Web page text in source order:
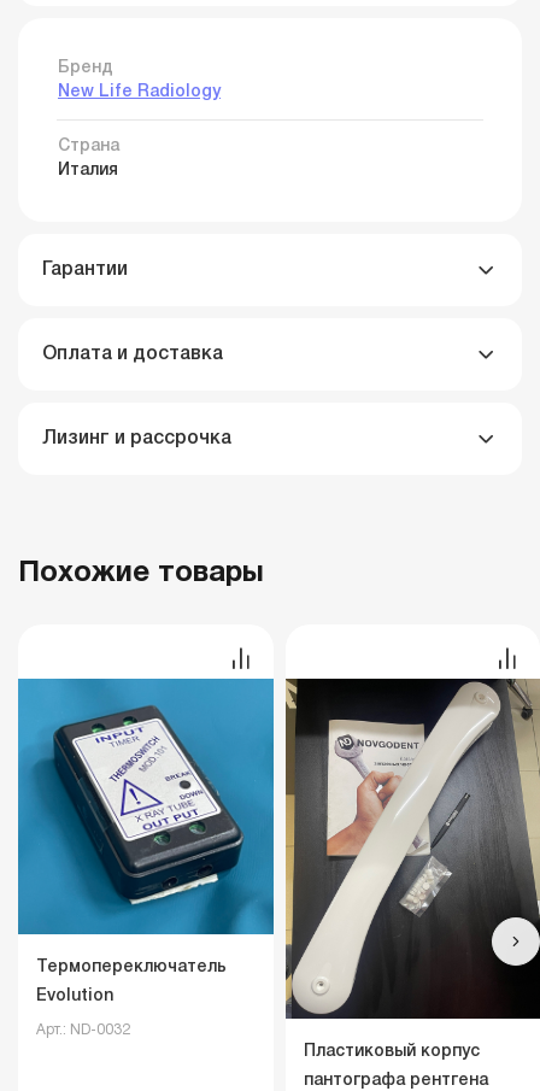
Бренд
New Life Radiology
Страна
Италия
Гарантии
Оплата и доставка
Лизинг и рассрочка
Похожие товары
Термопереключатель
Evolution
Арт.: ND-0032
Пластиковый корпус
пантографа рентгена